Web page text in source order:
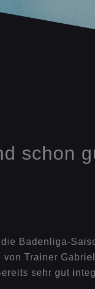
schon
Badenliga-
Trainer
sehr gut